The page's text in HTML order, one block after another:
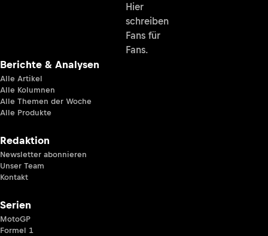
Hier
schreiben
Fans für
Fans.
Berichte & Analysen
Alle Artikel
Alle Kolumnen
Alle Themen der Woche
Alle Produkte
Redaktion
Newsletter abonnieren
Unser Team
Kontakt
Serien
MotoGP
Formel 1